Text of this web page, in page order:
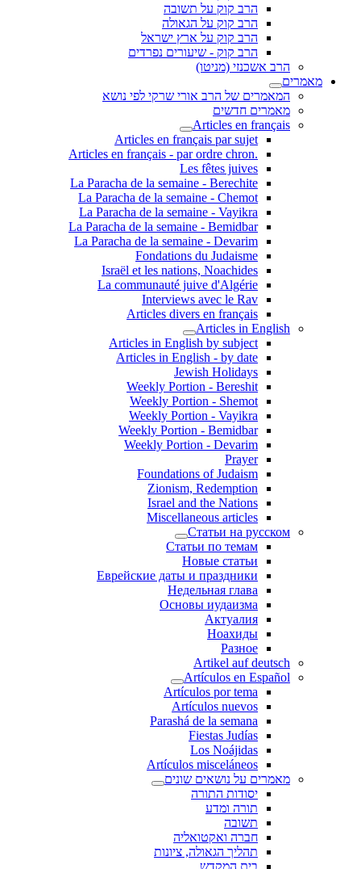
הרב קוק על תשובה
הרב קוק על הגאולה
הרב קוק על ארץ ישראל
הרב קוק - שיעורים נפרדים
הרב אשכנזי (מניטו)
מאמרים
המאמרים של הרב אורי שרקי לפי נושא
מאמרים חדשים
Articles en français
Articles en français par sujet
.Articles en français - par ordre chron
Les fêtes juives
La Paracha de la semaine - Berechite
La Paracha de la semaine - Chemot
La Paracha de la semaine - Vayikra
La Paracha de la semaine - Bemidbar
La Paracha de la semaine - Devarim
Fondations du Judaisme
Israël et les nations, Noachides
La communauté juive d'Algérie
Interviews avec le Rav
Articles divers en français
Articles in English
Articles in English by subject
Articles in English - by date
Jewish Holidays
Weekly Portion - Bereshit
Weekly Portion - Shemot
Weekly Portion - Vayikra
Weekly Portion - Bemidbar
Weekly Portion - Devarim
Prayer
Foundations of Judaism
Zionism, Redemption
Israel and the Nations
Miscellaneous articles
Статьи на русском
Статьи по темам
Новые статьи
Еврейские даты и праздники
Недельная глава
Основы иудаизма
Актуалия
Ноахиды
Разное
Artikel auf deutsch
Artículos en Español
Artículos por tema
Artículos nuevos
Parashá de la semana
Fiestas Judías
Los Noájidas
Artículos misceláneos
מאמרים על נושאים שונים
יסודות התורה
תורה ומדע
תשובה
חברה ואקטואליה
תהליך הגאולה, ציונות
בית המקדש